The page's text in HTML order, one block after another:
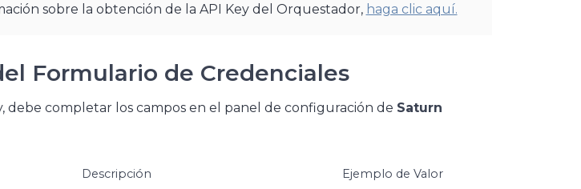
sobre la obtención de la API Key del Orquestador, haga clic aquí.
Formulario de Credenciales
debe completar los campos en el panel de configuración de Saturn
Descripción Ejemplo de Valor